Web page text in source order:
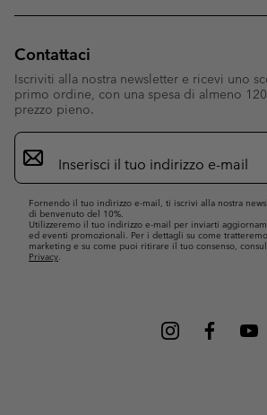
Contattaci
Iscriviti alla nostra newsletter e ricevi uno
primo ordine, con una spesa di almeno
prezzo pieno.
Iscrizione
e-
mail
Fornendo il tuo indirizzo e-mail, ti iscrivi alla nostra
di benvenuto del 10%.
Utilizzeremo il tuo indirizzo e-mail per inviarti
ed eventi promozionali. Per i dettagli su come
marketing e su come puoi ritirare il tuo consenso,
Privacy.